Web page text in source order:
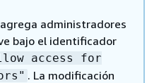
agrega administradores
bajo el identificador
access for
. La modificación